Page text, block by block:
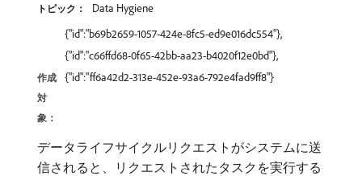
トピック： Data Hygiene
作成
対
象：
{"id":"b69b2659-1057-424e-8fc5-ed9e016dc554"},
{"id":"c66ffd68-0f65-42bb-aa23-b4020f12e0bd"},
{"id":"ff6a42d2-313e-452e-93a6-792e4fad9ff8"}
データライフサイクルリクエストがシステムに送
信されると、リクエストされたタスクを実行する